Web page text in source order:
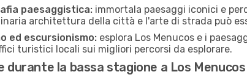
paesaggistica: immortala paesaggi iconici e
architettura della città e l'arte di strada può
ed escursionismo: esplora Los Menucos e i
turistici locali sui migliori percorsi da esplorare.
durante la bassa stagione a Los Menucos